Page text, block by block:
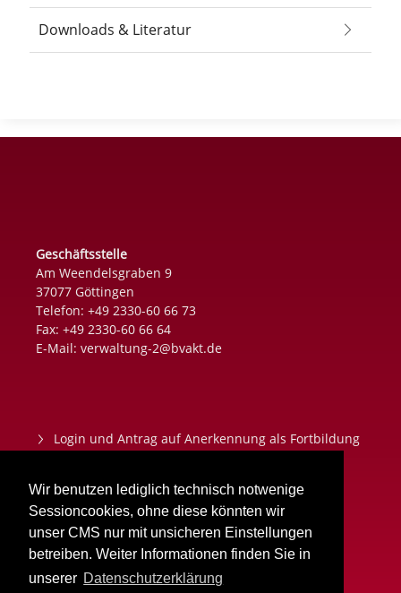
Wir benutzen lediglich technisch notwenige
Sessioncookies, ohne diese könnten wir
unser CMS nur mit unsicheren Einstellungen
betreiben. Weiter Informationen finden Sie in
unserer Datenschutzerklärung
Downloads & Literatur
Geschäftsstelle
Am Weendelsgraben 9
37077 Göttingen
Telefon: +49 2330-60 66 73
Fax: +49 2330-60 66 64
E-Mail: verwaltung-2@bvakt.de
Login und Antrag auf Anerkennung als Fortbildung
Impressum
Aktuelles